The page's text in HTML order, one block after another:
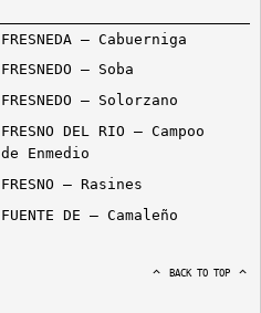
FRESNEDA – Cabuerniga
FRESNEDO – Soba
FRESNEDO – Solorzano
FRESNO DEL RIO – Campoo
de Enmedio
FRESNO – Rasines
FUENTE DE – Camaleño
BACK TO TOP